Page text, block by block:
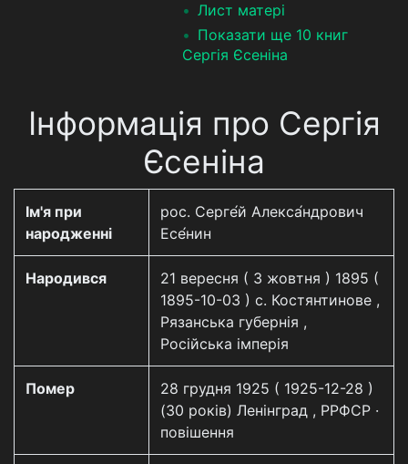
Лист матері
Показати ще 10 книг
Сергія Єсеніна
Інформація про Сергія
Єсеніна
Ім'я при
народженні
рос. Серге́й Алекса́ндрович
Есе́нин
Народився
21 вересня ( 3 жовтня ) 1895 (
1895-10-03 ) с. Костянтинове ,
Рязанська губернія ,
Російська імперія
Помер
28 грудня 1925 ( 1925-12-28 )
(30 років) Ленінград , РРФСР ·
повішення